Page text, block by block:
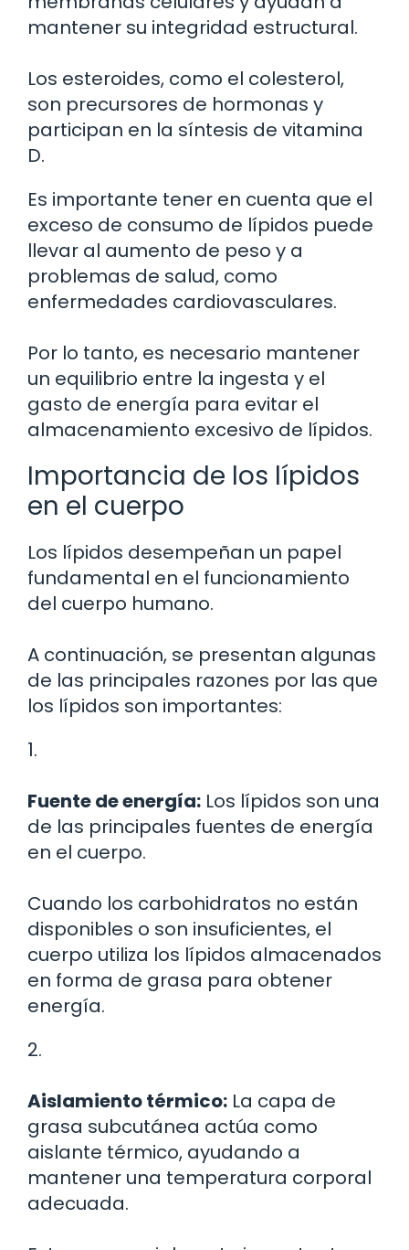
mantener su integridad estructural.
Los esteroides, como el colesterol,
son precursores de hormonas y
participan en la síntesis de vitamina
D.
Es importante tener en cuenta que el
exceso de consumo de lípidos puede
llevar al aumento de peso y a
problemas de salud, como
enfermedades cardiovasculares.
Por lo tanto, es necesario mantener
un equilibrio entre la ingesta y el
gasto de energía para evitar el
almacenamiento excesivo de lípidos.
Importancia de los lípidos
en el cuerpo
Los lípidos desempeñan un papel
fundamental en el funcionamiento
del cuerpo humano.
A continuación, se presentan algunas
de las principales razones por las que
los lípidos son importantes:
1.
Fuente de energía: Los lípidos son una
de las principales fuentes de energía
en el cuerpo.
Cuando los carbohidratos no están
disponibles o son insuficientes, el
cuerpo utiliza los lípidos almacenados
en forma de grasa para obtener
energía.
2.
Aislamiento térmico: La capa de
grasa subcutánea actúa como
aislante térmico, ayudando a
mantener una temperatura corporal
adecuada.